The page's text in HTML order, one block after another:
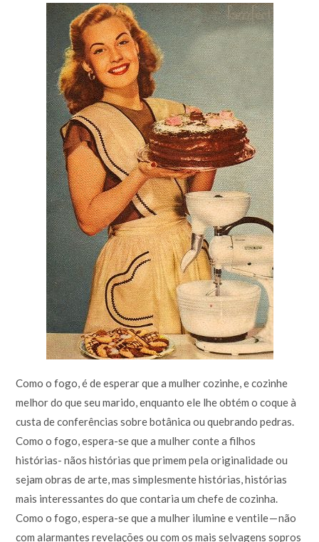
Como o fogo, é de esperar que a mulher cozinhe, e cozinhe
melhor do que seu marido, enquanto ele lhe obtém o coque à
custa de conferências sobre botânica ou quebrando pedras.
Como o fogo, espera-se que a mulher conte a filhos
histórias- nãos histórias que primem pela originalidade ou
sejam obras de arte, mas simplesmente histórias, histórias
mais interessantes do que contaria um chefe de cozinha.
Como o fogo, espera-se que a mulher ilumine e ventile — não
com alarmantes revelações ou com os mais selvagens sopros